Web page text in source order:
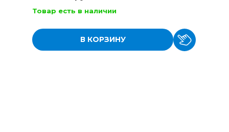
Товар есть в наличии
В КОРЗИНУ